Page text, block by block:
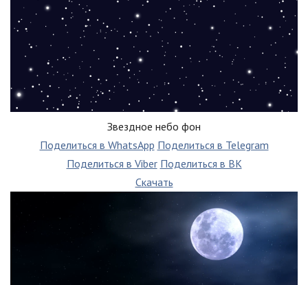
Звездное небо фон
Поделиться в WhatsApp Поделиться в Telegram
Поделиться в Viber Поделиться в ВК
Скачать